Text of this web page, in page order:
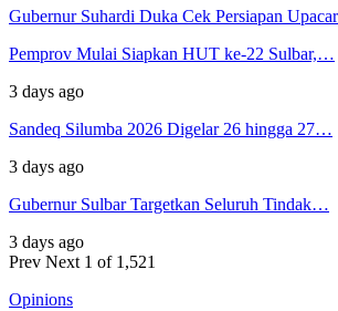
Gubernur Suhardi Duka Cek Persiapan
Pemprov Mulai Siapkan HUT ke-22 Sulbar,…
3 days ago
Sandeq Silumba 2026 Digelar 26 hingga 27…
3 days ago
Gubernur Sulbar Targetkan Seluruh Tindak…
3 days ago
Prev Next 1 of 1,521
Opinions